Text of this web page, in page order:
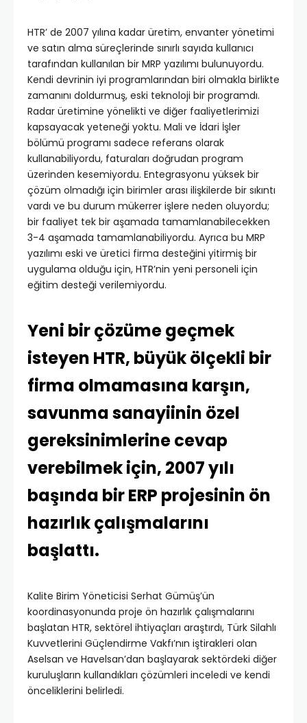
HTR’ de 2007 yılına kadar üretim, envanter yönetimi
ve satın alma süreçlerinde sınırlı sayıda kullanıcı
tarafından kullanılan bir MRP yazılımı bulunuyordu.
Kendi devrinin iyi programlarından biri olmakla birlikte
zamanını doldurmuş, eski teknoloji bir programdı.
Radar üretimine yönelikti ve diğer faaliyetlerimizi
kapsayacak yeteneği yoktu. Mali ve İdari İşler
bölümü programı sadece referans olarak
kullanabiliyordu, faturaları doğrudan program
üzerinden kesemiyordu. Entegrasyonu yüksek bir
çözüm olmadığı için birimler arası ilişkilerde bir sıkıntı
vardı ve bu durum mükerrer işlere neden oluyordu;
bir faaliyet tek bir aşamada tamamlanabilecekken
3-4 aşamada tamamlanabiliyordu. Ayrıca bu MRP
yazılımı eski ve üretici firma desteğini yitirmiş bir
uygulama olduğu için, HTR’nin yeni personeli için
eğitim desteği verilemiyordu.
Yeni bir çözüme geçmek
isteyen HTR, büyük ölçekli bir
firma olmamasına karşın,
savunma sanayiinin özel
gereksinimlerine cevap
verebilmek için, 2007 yılı
başında bir ERP projesinin ön
hazırlık çalışmalarını
başlattı.
Kalite Birim Yöneticisi Serhat Gümüş’ün
koordinasyonunda proje ön hazırlık çalışmalarını
başlatan HTR, sektörel ihtiyaçları araştırdı, Türk Silahlı
Kuvvetlerini Güçlendirme Vakfı’nın iştirakleri olan
Aselsan ve Havelsan’dan başlayarak sektördeki diğer
kuruluşların kullandıkları çözümleri inceledi ve kendi
önceliklerini belirledi.